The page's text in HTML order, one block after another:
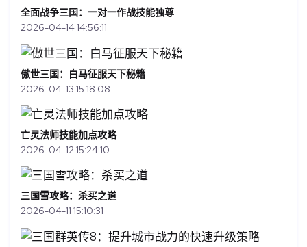
全面战争三国：一对一作战技能独尊
2026-04-14 14:56:11
傲世三国：白马征服天下秘籍
2026-04-13 15:18:08
亡灵法师技能加点攻略
2026-04-12 15:24:10
三国雪攻略：杀买之道
2026-04-11 15:10:31